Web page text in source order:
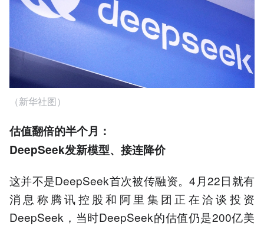
（新华社图）
估值翻倍的半个月：
DeepSeek发新模型、接连降价
这并不是DeepSeek首次被传融资。4月22日就有
消息称腾讯控股和阿里集团正在洽谈投资
DeepSeek，当时DeepSeek的估值仍是200亿美